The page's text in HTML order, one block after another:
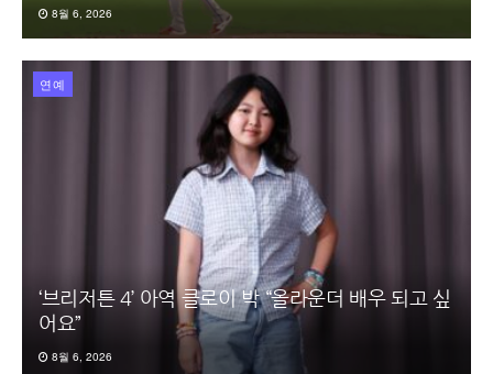
8월 6, 2026
연예
‘브리저튼 4’ 아역 클로이 박 “올라운더 배우 되고 싶
어요”
8월 6, 2026